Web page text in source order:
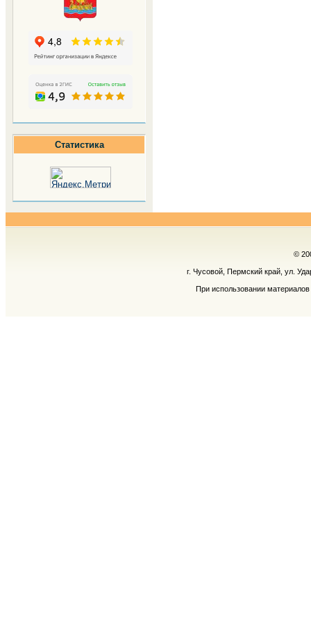
Статистика
©
г. Чусовой, Пермский край, ул.
При использовании